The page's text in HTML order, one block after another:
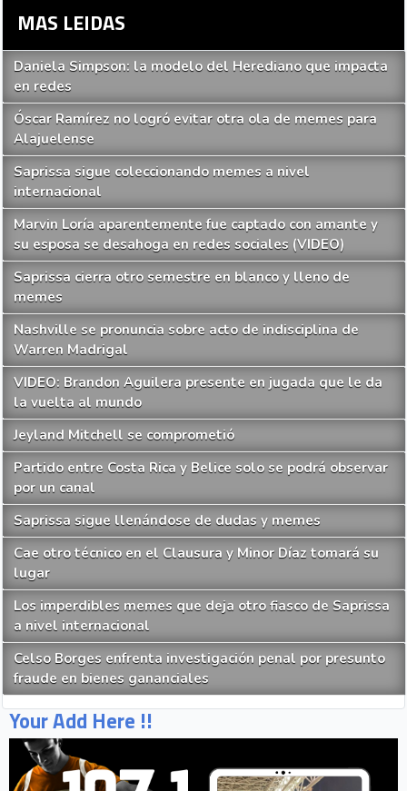
MAS LEIDAS
Daniela Simpson: la modelo del Herediano que impacta
en redes
Óscar Ramírez no logró evitar otra ola de memes para
Alajuelense
Saprissa sigue coleccionando memes a nivel
internacional
Marvin Loría aparentemente fue captado con amante y
su esposa se desahoga en redes sociales (VIDEO)
Saprissa cierra otro semestre en blanco y lleno de
memes
Nashville se pronuncia sobre acto de indisciplina de
Warren Madrigal
VIDEO: Brandon Aguilera presente en jugada que le da
la vuelta al mundo
Jeyland Mitchell se comprometió
Partido entre Costa Rica y Belice solo se podrá observar
por un canal
Saprissa sigue llenándose de dudas y memes
Cae otro técnico en el Clausura y Minor Díaz tomará su
lugar
Los imperdibles memes que deja otro fiasco de Saprissa
a nivel internacional
Celso Borges enfrenta investigación penal por presunto
fraude en bienes gananciales
Your Add Here !!